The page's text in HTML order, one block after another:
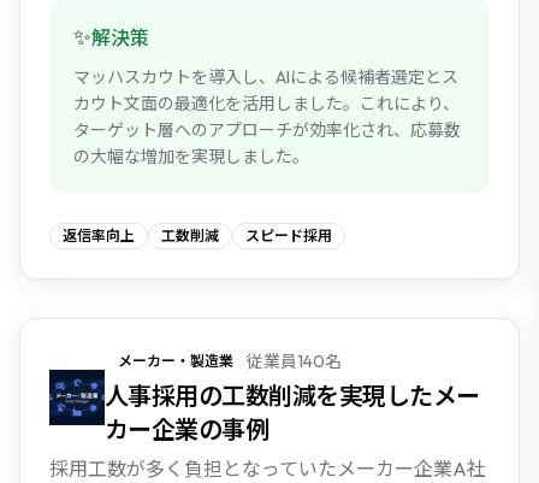
✨解決策
マッハスカウトを導入し、AIによる候補者選定とス
カウト文面の最適化を活用しました。これにより、
ターゲット層へのアプローチが効率化され、応募数
の大幅な増加を実現しました。
返信率向上 工数削減 スピード採用
メーカー・製造業 従業員140名
人事採用の工数削減を実現したメー
カー企業の事例
採用工数が多く負担となっていたメーカー企業A社